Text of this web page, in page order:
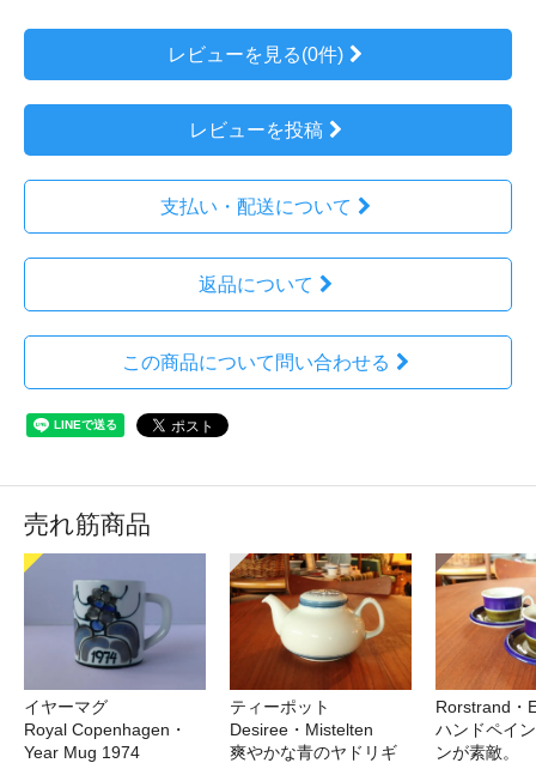
レビューを見る(0件)
レビューを投稿
支払い・配送について
返品について
この商品について問い合わせる
売れ筋商品
イヤーマグ
Royal Copenhagen・
Year Mug 1974
ティーポット
Desiree・Mistelten
爽やかな青のヤドリギ
Rorstrand・
ハンドペイ
ンが素敵。